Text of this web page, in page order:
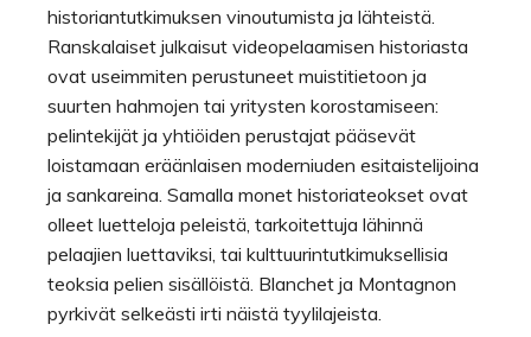
historiantutkimuksen vinoutumista ja lähteistä.
Ranskalaiset julkaisut videopelaamisen historiasta
ovat useimmiten perustuneet muistitietoon ja
suurten hahmojen tai yritysten korostamiseen:
pelintekijät ja yhtiöiden perustajat pääsevät
loistamaan eräänlaisen moderniuden esitaistelijoina
ja sankareina. Samalla monet historiateokset ovat
olleet luetteloja peleistä, tarkoitettuja lähinnä
pelaajien luettaviksi, tai kulttuurintutkimuksellisia
teoksia pelien sisällöistä. Blanchet ja Montagnon
pyrkivät selkeästi irti näistä tyylilajeista.